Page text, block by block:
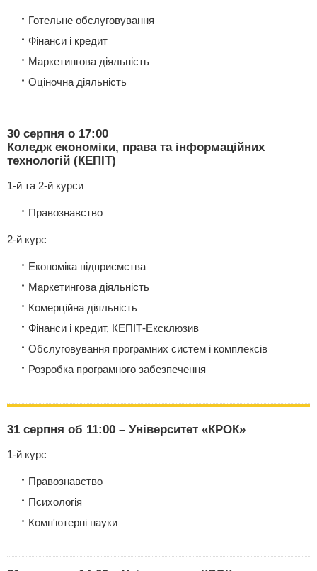
Готельне обслуговування
Фінанси і кредит
Маркетингова діяльність
Оціночна діяльність
30 серпня о 17:00
Коледж економіки, права та інформаційних
технологій (КЕПІТ)
1-й та 2-й курси
Правознавство
2-й курс
Економіка підприємства
Маркетингова діяльність
Комерційна діяльність
Фінанси і кредит, КЕПІТ-Ексклюзив
Обслуговування програмних систем і комплексів
Розробка програмного забезпечення
31 серпня об 11:00 – Університет «КРОК»
1-й курс
Правознавство
Психологія
Комп'ютерні науки